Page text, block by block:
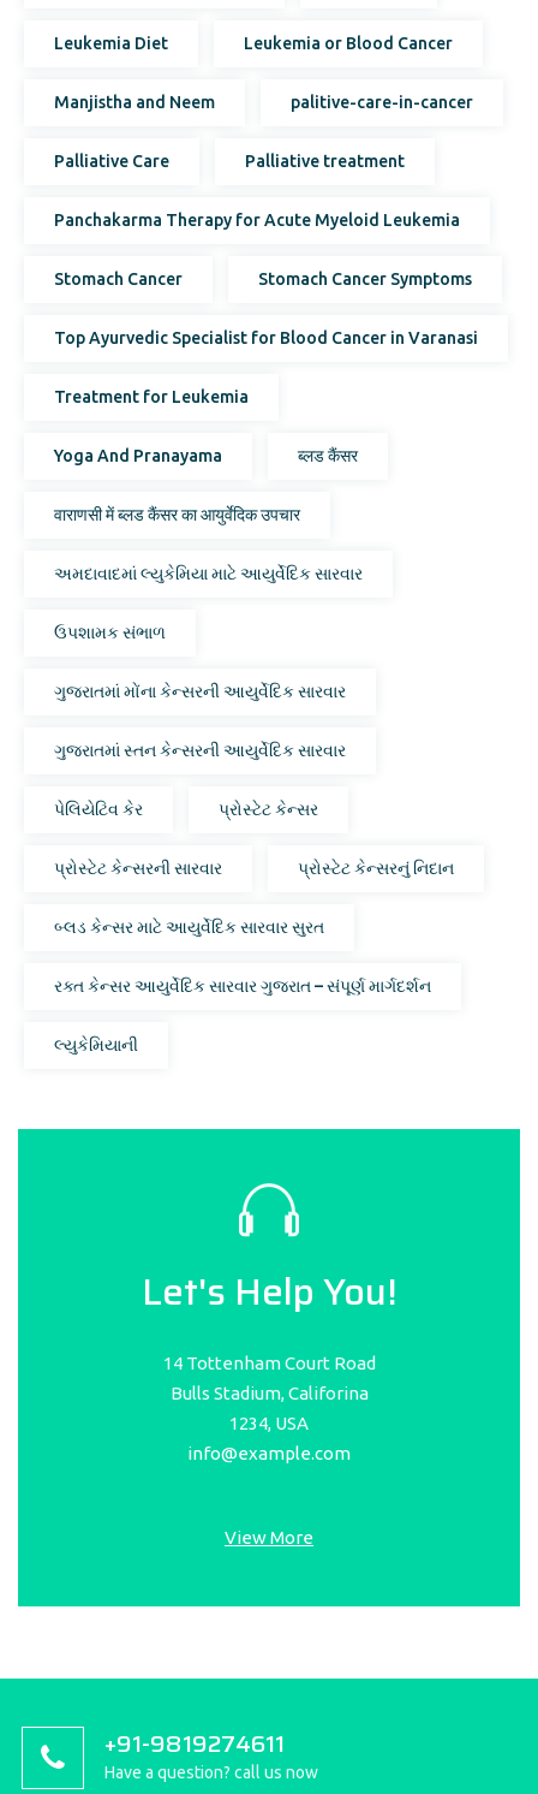
Leukemia Diet Leukemia or Blood Cancer
Manjistha and Neem palitive-care-in-cancer
Palliative Care Palliative treatment
Panchakarma Therapy for Acute Myeloid Leukemia
Stomach Cancer Stomach Cancer Symptoms
Top Ayurvedic Specialist for Blood Cancer in Varanasi
Treatment for Leukemia
Yoga And Pranayama ब्लड कैंसर
वाराणसी में ब्लड कैंसर का आयुर्वेदिक उपचार
અમદાવાદમાં લ્યુકેમિયા માટે આયુર્વેદિક સારવાર
ઉપશામક સંભાળ
ગુજરાતમાં મોંના કેન્સરની આયુર્વેદિક સારવાર
ગુજરાતમાં સ્તન કેન્સરની આયુર્વેદિક સારવાર
પેલિયેટિવ કેર પ્રોસ્ટેટ કેન્સર
પ્રોસ્ટેટ કેન્સરની સારવાર પ્રોસ્ટેટ કેન્સરનું નિદાન
બ્લડ કેન્સર માટે આયુર્વેદિક સારવાર સુરત
રક્ત કેન્સર આયુર્વેદિક સારવાર ગુજરાત – સંપૂર્ણ માર્ગદર્શન
લ્યુકેમિયાની
Let's Help You!
14 Tottenham Court Road
Bulls Stadium, Califorina
1234, USA
info@example.com
View More
+91-9819274611
Have a question? call us now